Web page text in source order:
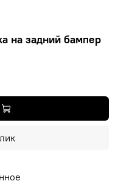
на задний бампер